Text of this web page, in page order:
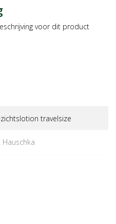
voor dit product
travelsize
hauschka